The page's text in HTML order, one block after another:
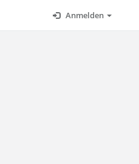
Anmelden